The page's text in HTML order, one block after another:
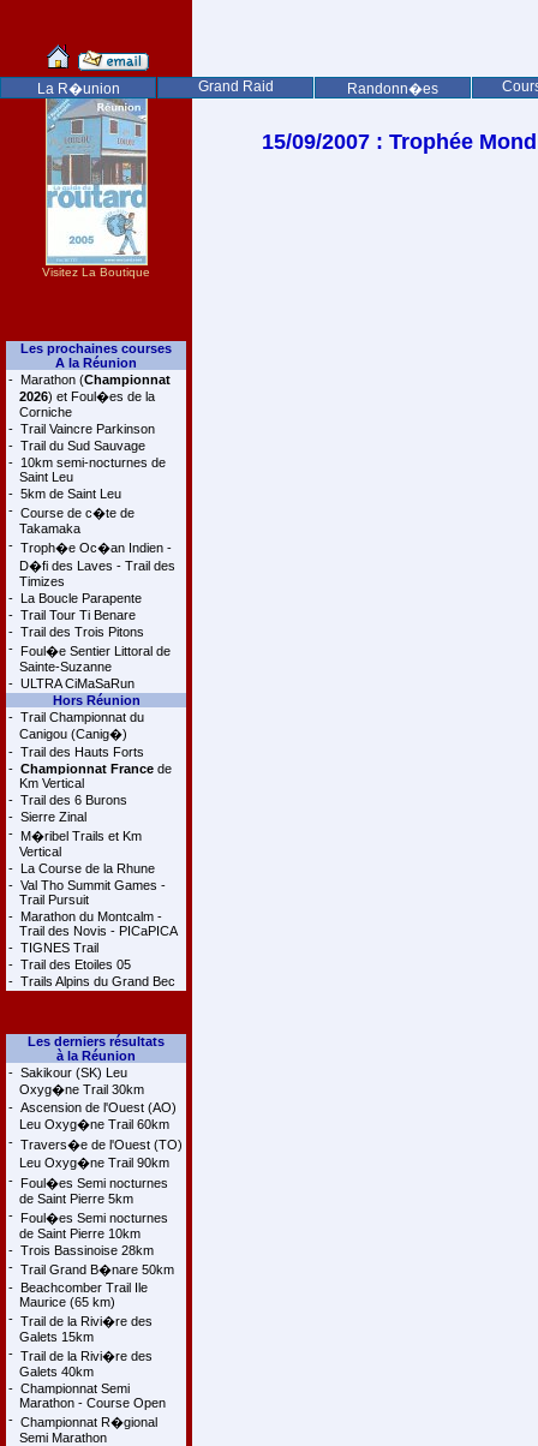
La R�union Grand Raid Randonn�es
Visitez La Boutique
Les prochaines courses
A la Réunion
- Marathon (Championnat
2026) et Foul�es de la
Corniche
- Trail Vaincre Parkinson
- Trail du Sud Sauvage
- 10km semi-nocturnes de
Saint Leu
- 5km de Saint Leu
- Course de c�te de
Takamaka
- Troph�e Oc�an Indien -
D�fi des Laves - Trail des
Timizes
- La Boucle Parapente
- Trail Tour Ti Benare
- Trail des Trois Pitons
- Foul�e Sentier Littoral de
Sainte-Suzanne
- ULTRA CiMaSaRun
Hors Réunion
- Trail Championnat du
Canigou (Canig�)
- Trail des Hauts Forts
- Championnat France de
Km Vertical
- Trail des 6 Burons
- Sierre Zinal
- M�ribel Trails et Km
Vertical
- La Course de la Rhune
- Val Tho Summit Games -
Trail Pursuit
- Marathon du Montcalm -
Trail des Novis - PICaPICA
- TIGNES Trail
- Trail des Etoiles 05
- Trails Alpins du Grand Bec
Les derniers résultats
à la Réunion
- Sakikour (SK) Leu
Oxyg�ne Trail 30km
- Ascension de l'Ouest (AO)
Leu Oxyg�ne Trail 60km
- Travers�e de l'Ouest (TO)
Leu Oxyg�ne Trail 90km
- Foul�es Semi nocturnes
de Saint Pierre 5km
- Foul�es Semi nocturnes
de Saint Pierre 10km
- Trois Bassinoise 28km
- Trail Grand B�nare 50km
- Beachcomber Trail Ile
Maurice (65 km)
- Trail de la Rivi�re des
Galets 15km
- Trail de la Rivi�re des
Galets 40km
- Championnat Semi
Marathon - Course Open
- Championnat R�gional
Semi Marathon
15/09/2007 : Trophée